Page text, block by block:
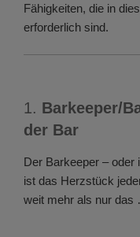
Fähigkeiten, die in
erforderlich sind.
1. Barkeeper/
der Bar
Der Barkeeper – oder
ist das Herzstück
weit mehr als nur das